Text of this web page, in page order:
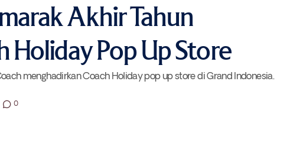
Akhir Tahun
Holiday Pop Up Store
menghadirkan Coach Holiday pop up store di Grand Indonesia.
0